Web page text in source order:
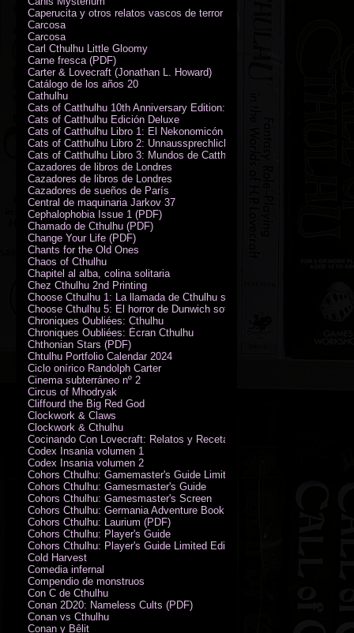
Caperucita y otros relatos vascos de terror (M. Rodríguez)
Carcosa
Carcosa
Carl Cthulhu Little Gloomy
Carne fresca (PDF)
Carter & Lovecraft (Jonathan L. Howard)
Catálogo de los años 20
Cathulhu
Cats of Catthulhu 10th Anniversary Edition: Quick Start Rules
Cats of Catthulhu Edición Deluxe
Cats of Catthulhu Libro 1: El Nekonomicón
Cats of Catthulhu Libro 2: Unnaussprechlichen Katzen
Cats of Catthulhu Libro 3: Mundos de Catthulhu
Cazadores de libros de Londres
Cazadores de libros de Londres
Cazadores de sueños de París
Central de maquinaria Jarkov 37
Cephalophobia Issue 1 (PDF)
Chamado de Cthulhu (PDF)
Change Your Life (PDF)
Chants for the Old Ones
Chaos of Cthulhu
Chapitel al alba, colina solitaria
Chez Cthulhu 2nd Printing
Choose Cthulhu 1: La llamada de Cthulhu softcover
Choose Cthulhu 5: El horror de Dunwich softcover
Chroniques Oubliées: Cthulhu
Chroniques Oubliées: Écran Cthulhu
Chthonian Stars (PDF)
Chtulhu Portfolio Calendar 2024
Ciclo onírico Randolph Carter
Cinema subterráneo nº 2
Circus of Mhodryak
Cliffourd the Big Red God
Clockwork & Claws
Clockwork & Cthulhu
Cocinando Con Lovecraft: Relatos y Recetas de Humor Sobrenatural
Codex Insania volumen 1
Codex Insania volumen 2
Cohors Cthulhu: Gamemaster's Guide Limited Edition
Cohors Cthulhu: Gamesmaster's Guide
Cohors Cthulhu: Gamesmaster's Screen
Cohors Cthulhu: Germania Adventure Book
Cohors Cthulhu: Laurium (PDF)
Cohors Cthulhu: Player's Guide
Cohors Cthulhu: Player's Guide Limited Edition
Cold Harvest
Comedia infernal
Compendio de monstruos
Con C de Cthulhu
Conan 2D20: Nameless Cults (PDF)
Conan vs Cthulhu
Conan y Bêlit